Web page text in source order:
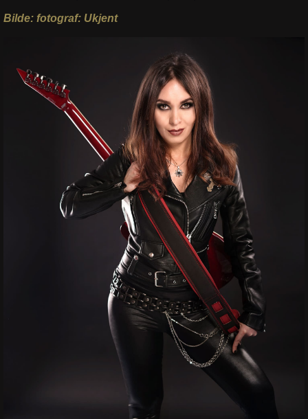
Bilde: fotograf: Ukjent